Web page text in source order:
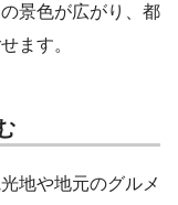
景色が広がり、都
ます。
地や地元のグルメ